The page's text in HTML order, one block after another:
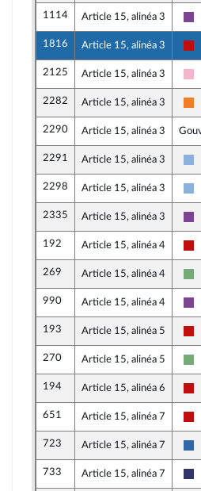
1114 Article 15, alinéa 3
1816 Article 15, alinéa 3
2125 Article 15, alinéa 3
2282 Article 15, alinéa 3
2290 Article 15, alinéa 3
2291 Article 15, alinéa 3
2298 Article 15, alinéa 3
2335 Article 15, alinéa 3
192 Article 15, alinéa 4
269 Article 15, alinéa 4
990 Article 15, alinéa 4
193 Article 15, alinéa 5
270 Article 15, alinéa 5
194 Article 15, alinéa 6
651 Article 15, alinéa 7
723 Article 15, alinéa 7
733 Article 15, alinéa 7